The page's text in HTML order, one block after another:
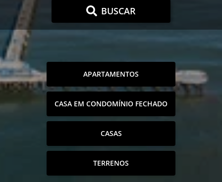
BUSCAR
APARTAMENTOS
CASA EM CONDOMÍNIO FECHADO
CASAS
TERRENOS